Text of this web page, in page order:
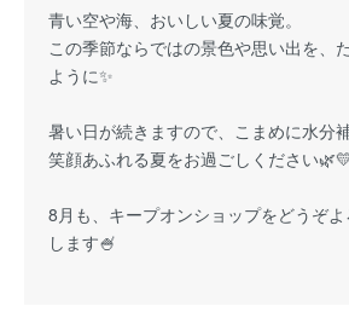
青い空や海、おいしい夏の味覚。
この季節ならではの景色や思い出を、
ように✨
暑い日が続きますので、こまめに水分
笑顔あふれる夏をお過ごしください
8月も、キープオンショップをどうぞ
します🍧